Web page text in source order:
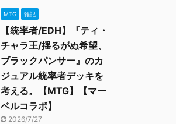
MTG 雑記
【統率者/EDH】『ティ・
チャラ王/揺るがぬ希望、
ブラックパンサー』のカ
ジュアル統率者デッキを
考える。【MTG】【マー
ベルコラボ】
2026/7/27